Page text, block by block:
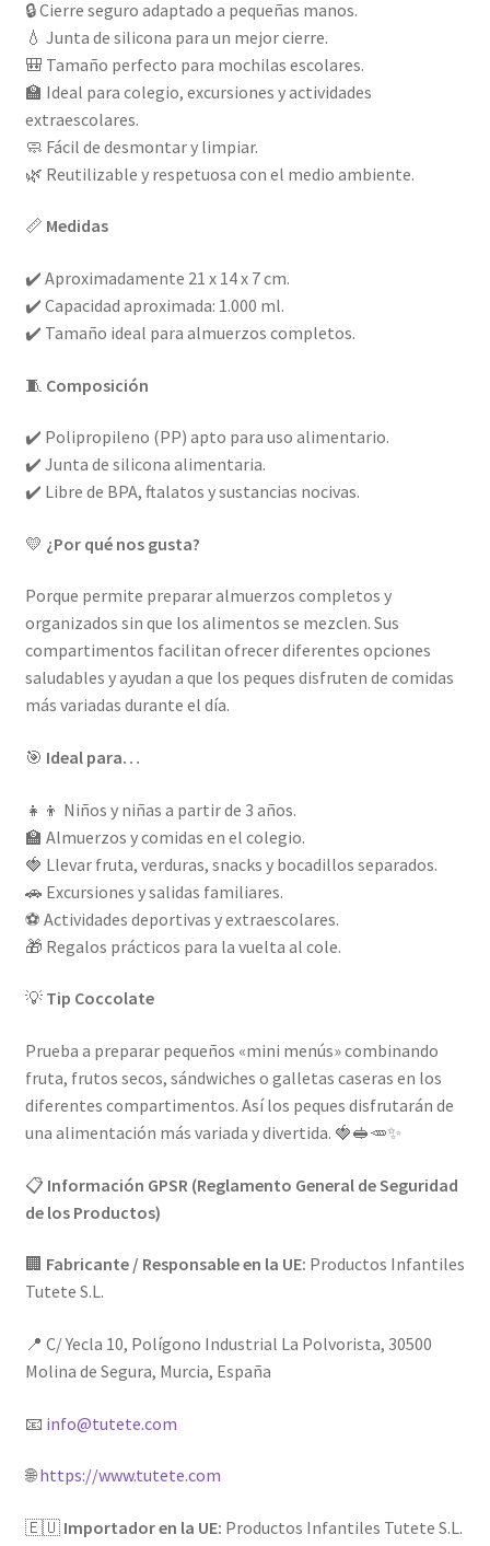
🔒 Cierre seguro adaptado a pequeñas manos.
💧 Junta de silicona para un mejor cierre.
🎒 Tamaño perfecto para mochilas escolares.
🏫 Ideal para colegio, excursiones y actividades
extraescolares.
🧼 Fácil de desmontar y limpiar.
🌿 Reutilizable y respetuosa con el medio ambiente.
📏 Medidas
✔️ Aproximadamente 21 x 14 x 7 cm.
✔️ Capacidad aproximada: 1.000 ml.
✔️ Tamaño ideal para almuerzos completos.
🧵 Composición
✔️ Polipropileno (PP) apto para uso alimentario.
✔️ Junta de silicona alimentaria.
✔️ Libre de BPA, ftalatos y sustancias nocivas.
💛 ¿Por qué nos gusta?
Porque permite preparar almuerzos completos y
organizados sin que los alimentos se mezclen. Sus
compartimentos facilitan ofrecer diferentes opciones
saludables y ayudan a que los peques disfruten de comidas
más variadas durante el día.
🎯 Ideal para…
👧👦 Niños y niñas a partir de 3 años.
🏫 Almuerzos y comidas en el colegio.
🍓 Llevar fruta, verduras, snacks y bocadillos separados.
🚗 Excursiones y salidas familiares.
⚽ Actividades deportivas y extraescolares.
🎁 Regalos prácticos para la vuelta al cole.
💡 Tip Coccolate
Prueba a preparar pequeños «mini menús» combinando
fruta, frutos secos, sándwiches o galletas caseras en los
diferentes compartimentos. Así los peques disfrutarán de
una alimentación más variada y divertida. 🍓🥪🥕✨
📋 Información GPSR (Reglamento General de Seguridad
de los Productos)
🏢 Fabricante / Responsable en la UE: Productos Infantiles
Tutete S.L.
📍 C/ Yecla 10, Polígono Industrial La Polvorista, 30500
Molina de Segura, Murcia, España
📧 info@tutete.com
🌐https://www.tutete.com
🇪🇺 Importador en la UE: Productos Infantiles Tutete S.L.